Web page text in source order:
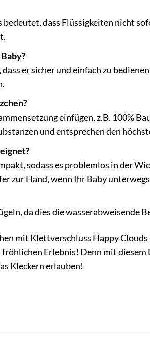
bedeutet, dass Flüssigkeiten nicht
er sicher und einfach zu
einfügen, z.B. 100%
und entsprechen den
sodass es problemlos in der
zur Hand, wenn Ihr Baby
da dies die wasserabweisende
mit Klettverschluss Happy Clouds
Erlebnis! Denn mit diesem
Kleckern erlauben!